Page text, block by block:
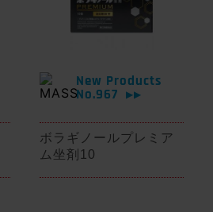
New Products
No.967
▶▶
ボラギノールプレミア
ム坐剤10